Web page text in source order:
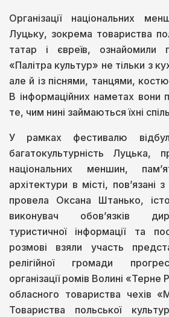
Організації національних
Луцьку, зокрема товариства
татар і євреїв, ознайомили
«Палітра культур» не тільки з
але й із піснями, танцями,
В інформаційних наметах вони
те, чим нині займаються їхні
У рамках фестивалю
багатокультурність Луцька,
національних меншин,
архітектури в місті, пов’язані
провела Оксана Штанько,
виконувач обов’язків
туристичної інформації та
розмові взяли участь
релігійної громади
організації ромів Волині
обласного товариства чехів
Товариства польської